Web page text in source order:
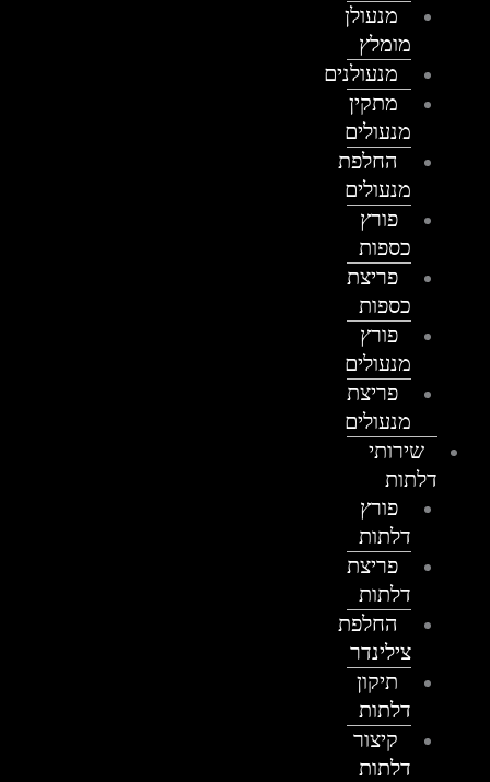
מנעולן
מומלץ
מנעולנים
מתקין
מנעולים
החלפת
מנעולים
פורץ
כספות
פריצת
כספות
פורץ
מנעולים
פריצת
מנעולים
שירותי
דלתות
פורץ
דלתות
פריצת
דלתות
החלפת
צילינדר
תיקון
דלתות
קיצור
דלתות